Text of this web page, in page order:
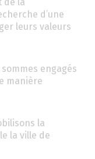
d’une
leurs valeurs
sommes engagés
manière
la
la ville de